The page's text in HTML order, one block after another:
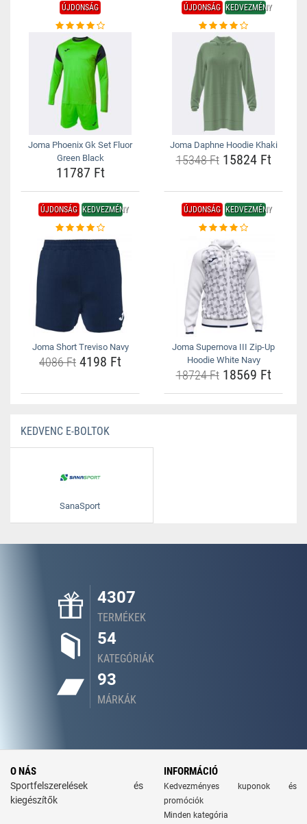
ÚJDONSÁG
Joma Phoenix Gk Set Fluor
Green Black
11787 Ft
ÚJDONSÁG KEDVEZMÉNY
Joma Daphne Hoodie Khaki
15348 Ft15824 Ft
ÚJDONSÁG KEDVEZMÉNY
Joma Short Treviso Navy
4086 Ft 4198 Ft
ÚJDONSÁG KEDVEZMÉNY
Joma Supernova III Zip-Up
Hoodie White Navy
18724 Ft18569 Ft
KEDVENC E-BOLTOK
SanaSport
4307
TERMÉKEK
54
KATEGÓRIÁK
93
MÁRKÁK
O NÁS
Sportfelszerelések és
kiegészítők
INFORMÁCIÓ
Kedvezményes kuponok és
promóciók
Minden kategória